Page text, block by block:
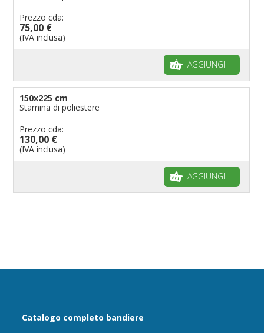
Prezzo cda:
75,00 €
(IVA inclusa)
AGGIUNGI
150x225 cm
Stamina di poliestere
Prezzo cda:
130,00 €
(IVA inclusa)
AGGIUNGI
Catalogo completo bandiere